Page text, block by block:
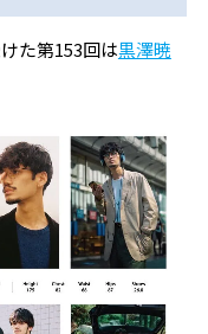
た第153回は黒澤暁